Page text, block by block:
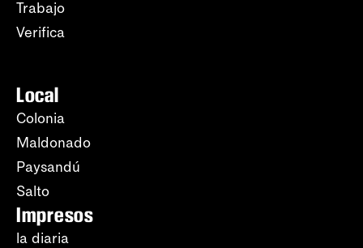
Trabajo
Verifica
Local
Colonia
Maldonado
Paysandú
Salto
Impresos
la diaria